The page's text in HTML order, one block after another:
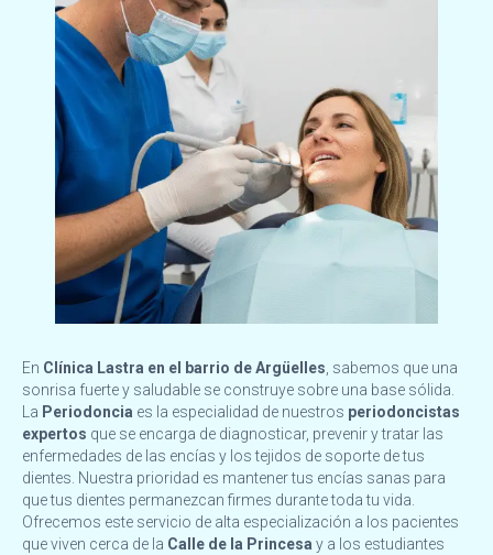
En Clínica Lastra en el barrio de Argüelles , sabemos que una
sonrisa fuerte y saludable se construye sobre una base sólida.
La Periodoncia es la especialidad de nuestros periodoncistas
expertos que se encarga de diagnosticar, prevenir y tratar las
enfermedades de las encías y los tejidos de soporte de tus
dientes. Nuestra prioridad es mantener tus encías sanas para
que tus dientes permanezcan firmes durante toda tu vida.
Ofrecemos este servicio de alta especialización a los pacientes
que viven cerca de la Calle de la Princesa y a los estudiantes